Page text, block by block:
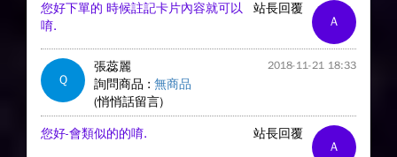
A
站長回覆
您好下單的 時候註記卡片內容就可以
唷.
Q
張蕊麗 2018-11-21 18:33
詢問商品 : 無商品
(悄悄話留言)
A
站長回覆
您好-會類似的的唷.